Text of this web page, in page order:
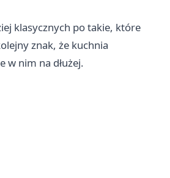
klasycznych po takie, które
znak, że kuchnia
w nim na dłużej.